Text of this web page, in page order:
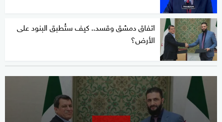
اتفاق دمشق وقسد.. كيف ستُطبق البنود على
الأرض؟